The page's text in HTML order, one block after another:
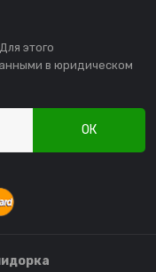
этого
в юридическом
ОК